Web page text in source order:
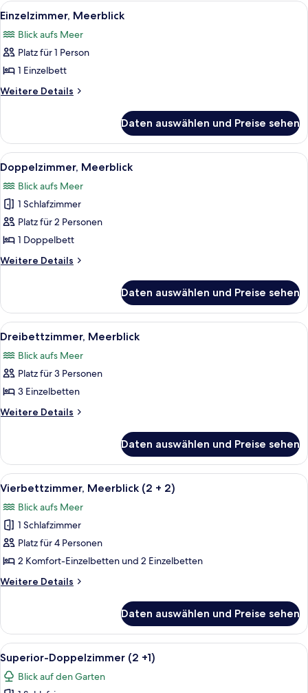
+
Alle
Fotos
für
Einzelzimmer,
Meerblick
anzeigen
Hochwertige Bettwaren, Select-
3
Einzelzimmer, Meerblick
Blick aufs Meer
Platz für 1 Person
1 Einzelbett
Weitere Details
Weitere
Meerblick
Daten auswählen und Preise sehen
Alle
Fotos
für
Doppelzimmer,
Meerblick
anzeigen
Hochwertige Bettwaren, Select-
5
Doppelzimmer, Meerblick
Blick aufs Meer
1 Schlafzimmer
Platz für 2 Personen
1 Doppelbett
Weitere Details
Weitere
Meerblick
Daten auswählen und Preise sehen
Alle
Fotos
für
Dreibettzimmer,
Meerblick
anzeigen
Hochwertige Bettwaren, Select-
5
Dreibettzimmer, Meerblick
Blick aufs Meer
Platz für 3 Personen
3 Einzelbetten
Weitere Details
Weitere
Meerblick
Daten auswählen und Preise sehen
Alle
Fotos
für
Vierbettzimmer,
Meerblick
(2
+
2)
Vierbettzimmer, Meerblick (2 + 2) |
4
Vierbettzimmer, Meerblick (2 + 2)
Blick aufs Meer
1 Schlafzimmer
Platz für 4 Personen
2 Komfort-Einzelbetten und 2 Einzelbetten
Weitere Details
Weitere
Meerblick
(2
+
Daten auswählen und Preise sehen
Alle
Fotos
für
Hochwertige Bettwaren, Select-
6
Superior-Doppelzimmer (2 +1)
Blick auf den Garten